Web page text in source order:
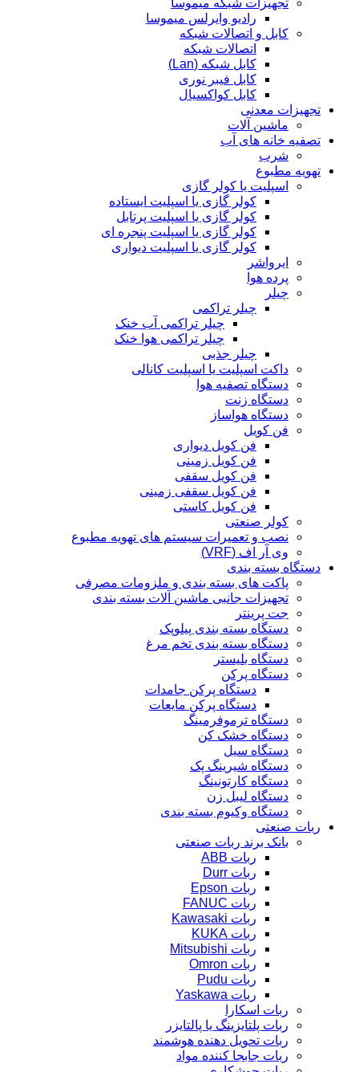
تجهیزات شبکه میموسا
رادیو وایرلس میموسا
کابل و اتصالات شبکه
اتصالات شبکه
کابل شبکه (Lan)
کابل فیبر نوری
کابل کواکسیال
تجهیزات معدنی
ماشین آلات
تصفیه خانه های آب
شرب
تهویه مطبوع
اسپلیت یا کولر گازی
کولر گازی یا اسپلیت ایستاده
کولر گازی یا اسپلیت پرتابل
کولر گازی یا اسپلیت پنجره ای
کولر گازی یا اسپلیت دیواری
ایرواشر
پرده هوا
چیلر
چیلر تراکمی
چیلر تراکمی آب خنک
چیلر تراکمی هوا خنک
چیلر جذبی
داکت اسپلیت یا اسپلیت کانالی
دستگاه تصفیه هوا
دستگاه زنت
دستگاه هواساز
فن کویل
فن کویل دیواری
فن کویل زمینی
فن کویل سقفی
فن کویل سقفی زمینی
فن کویل کاستی
کولر صنعتی
نصب و تعمیرات سیستم های تهویه مطبوع
وی آر اف (VRF)
دستگاه بسته بندی
پاکت های بسته بندی و ملزومات مصرفی
تجهیزات جانبی ماشین آلات بسته بندی
جت پرینتر
دستگاه بسته بندی پیلوپک
دستگاه بسته بندی تخم مرغ
دستگاه بلیستر
دستگاه پرکن
دستگاه پرکن جامدات
دستگاه پرکن مایعات
دستگاه ترموفرمینگ
دستگاه خشک کن
دستگاه سیل
دستگاه شیرینگ پک
دستگاه کارتونینگ
دستگاه لیبل زن
دستگاه وکیوم بسته بندی
ربات صنعتی
بانک برند ربات صنعتی
ربات ABB
ربات Durr
ربات Epson
ربات FANUC
ربات Kawasaki
ربات KUKA
ربات Mitsubishi
ربات Omron
ربات Pudu
ربات Yaskawa
ربات اسکارا
ربات پلتایزینگ یا پالتایزر
ربات تحویل دهنده هوشمند
ربات جابجا کننده مواد